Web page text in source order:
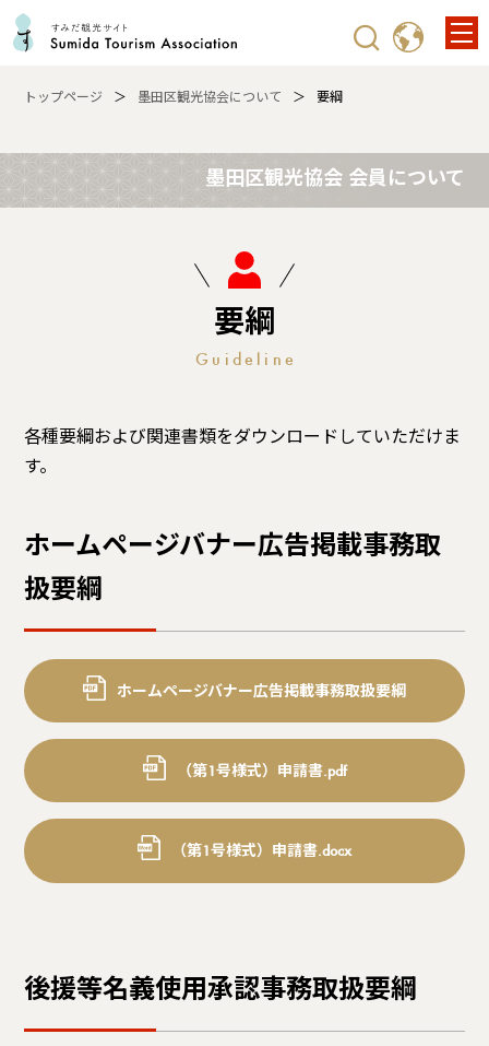
トップページ 墨田区観光協会について 要綱
墨田区観光協会 会員について
要綱
Guideline
各種要綱および関連書類をダウンロードしていただけま
す。
ホームページバナー広告掲載事務取
扱要綱
ホームページバナー広告掲載事務取扱要綱
（第1号様式）申請書.pdf
（第1号様式）申請書.docx
後援等名義使用承認事務取扱要綱